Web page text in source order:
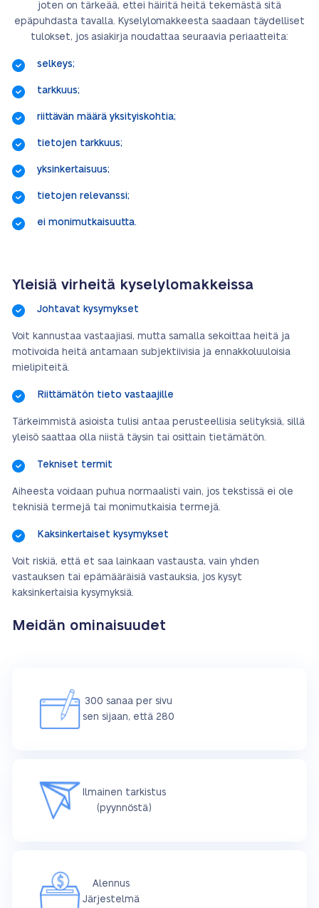
joten on tärkeää, ettei häiritä heitä tekemästä sitä
epäpuhdasta tavalla. Kyselylomakkeesta saadaan täydelliset
tulokset, jos asiakirja noudattaa seuraavia periaatteita:
selkeys;
tarkkuus;
riittävän määrä yksityiskohtia;
tietojen tarkkuus;
yksinkertaisuus;
tietojen relevanssi;
ei monimutkaisuutta.
Yleisiä virheitä kyselylomakkeissa
Johtavat kysymykset
Voit kannustaa vastaajiasi, mutta samalla sekoittaa heitä ja
motivoida heitä antamaan subjektiivisia ja ennakkoluuloisia
mielipiteitä.
Riittämätön tieto vastaajille
Tärkeimmistä asioista tulisi antaa perusteellisia selityksiä, sillä
yleisö saattaa olla niistä täysin tai osittain tietämätön.
Tekniset termit
Aiheesta voidaan puhua normaalisti vain, jos tekstissä ei ole
teknisiä termejä tai monimutkaisia termejä.
Kaksinkertaiset kysymykset
Voit riskiä, että et saa lainkaan vastausta, vain yhden
vastauksen tai epämääräisiä vastauksia, jos kysyt
kaksinkertaisia kysymyksiä.
Meidän ominaisuudet
300 sanaa per sivu
sen sijaan, että 280
Ilmainen tarkistus
(pyynnöstä)
Alennus
Järjestelmä